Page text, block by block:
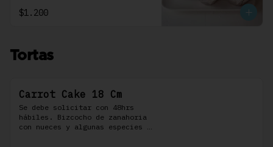
$1.200
Tortas
Carrot Cake 18 Cm
Se debe solicitar con 48hrs
hábiles. Bizcocho de zanahoria
con nueces y algunas especies